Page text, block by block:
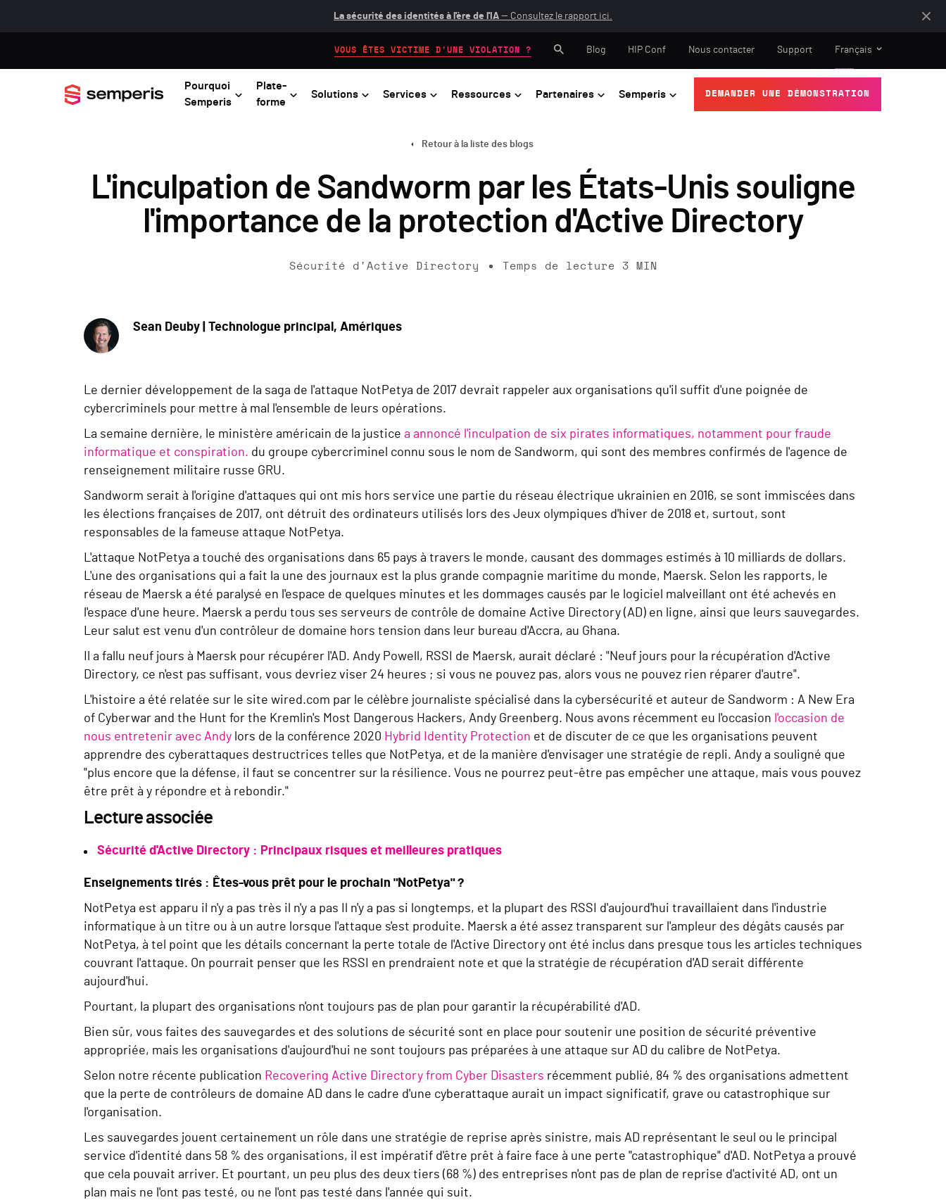
La sécurité des identités à l'ère de l'IA — Consultez le rapport ici.
Pourquoi
Semperis
Plate-
forme
Solutions Services Ressources Partenaires Semperis DEMANDER UNE DÉMONSTRATION
VOUS ÊTES VICTIME D'UNE VIOLATION ? Blog HIP Conf Nous contacter Support Français
Retour à la liste des blogs
L'inculpation de Sandworm par les États-Unis souligne
l'importance de la protection d'Active Directory
Sécurité d'Active Directory Temps de lecture 3 MIN
Sean Deuby | Technologue principal, Amériques
Le dernier développement de la saga de l'attaque NotPetya de 2017 devrait rappeler aux organisations qu'il suffit d'une poignée de
cybercriminels pour mettre à mal l'ensemble de leurs opérations.
La semaine dernière, le ministère américain de la justice a annoncé l'inculpation de six pirates informatiques, notamment pour fraude
informatique et conspiration. du groupe cybercriminel connu sous le nom de Sandworm, qui sont des membres confirmés de l'agence de
renseignement militaire russe GRU.
Sandworm serait à l'origine d'attaques qui ont mis hors service une partie du réseau électrique ukrainien en 2016, se sont immiscées dans
les élections françaises de 2017, ont détruit des ordinateurs utilisés lors des Jeux olympiques d'hiver de 2018 et, surtout, sont
responsables de la fameuse attaque NotPetya.
L'attaque NotPetya a touché des organisations dans 65 pays à travers le monde, causant des dommages estimés à 10 milliards de dollars.
L'une des organisations qui a fait la une des journaux est la plus grande compagnie maritime du monde, Maersk. Selon les rapports, le
réseau de Maersk a été paralysé en l'espace de quelques minutes et les dommages causés par le logiciel malveillant ont été achevés en
l'espace d'une heure. Maersk a perdu tous ses serveurs de contrôle de domaine Active Directory (AD) en ligne, ainsi que leurs sauvegardes.
Leur salut est venu d'un contrôleur de domaine hors tension dans leur bureau d'Accra, au Ghana.
Il a fallu neuf jours à Maersk pour récupérer l'AD. Andy Powell, RSSI de Maersk, aurait déclaré : "Neuf jours pour la récupération d'Active
Directory, ce n'est pas suffisant, vous devriez viser 24 heures ; si vous ne pouvez pas, alors vous ne pouvez rien réparer d'autre".
L'histoire a été relatée sur le site wired.com par le célèbre journaliste spécialisé dans la cybersécurité et auteur de Sandworm : A New Era
of Cyberwar and the Hunt for the Kremlin's Most Dangerous Hackers, Andy Greenberg. Nous avons récemment eu l'occasion l'occasion de
nous entretenir avec Andy lors de la conférence 2020 Hybrid Identity Protection et de discuter de ce que les organisations peuvent
apprendre des cyberattaques destructrices telles que NotPetya, et de la manière d'envisager une stratégie de repli. Andy a souligné que
"plus encore que la défense, il faut se concentrer sur la résilience. Vous ne pourrez peut-être pas empêcher une attaque, mais vous pouvez
être prêt à y répondre et à rebondir."
Lecture associée
Sécurité d'Active Directory : Principaux risques et meilleures pratiques
Enseignements tirés : Êtes-vous prêt pour le prochain "NotPetya" ?
NotPetya est apparu il n'y a pas très il n'y a pas
Il n'y a pas si longtemps, et la plupart des RSSI d'aujourd'hui travaillaient dans l'industrie
informatique à un titre ou à un autre lorsque l'attaque s'est produite. Maersk a été assez transparent sur l'ampleur des dégâts causés par
NotPetya, à tel point que les détails concernant la perte totale de l'Active Directory ont été inclus dans presque tous les articles techniques
couvrant l'attaque. On pourrait penser que les RSSI en prendraient note et que la stratégie de récupération d'AD serait différente
aujourd'hui.
Pourtant, la plupart des organisations n'ont toujours pas de plan pour garantir la récupérabilité d'AD.
Bien sûr, vous faites des sauvegardes et des solutions de sécurité sont en place pour soutenir une position de sécurité préventive
appropriée, mais les organisations d'aujourd'hui ne sont toujours pas préparées à une attaque sur AD du calibre de NotPetya.
Selon notre récente publication Recovering Active Directory from Cyber Disasters récemment publié, 84 % des organisations admettent
que la perte de contrôleurs de domaine AD dans le cadre d'une cyberattaque aurait un impact significatif, grave ou catastrophique sur
l'organisation.
Les sauvegardes jouent certainement un rôle dans une stratégie de reprise après sinistre, mais AD représentant le seul ou le principal
service d'identité dans 58 % des organisations, il est impératif d'être prêt à faire face à une perte "catastrophique" d'AD. NotPetya a prouvé
que cela pouvait arriver. Et pourtant, un peu plus des deux tiers (68 %) des entreprises n'ont pas de plan de reprise d'activité AD, ont un
plan mais ne l'ont pas testé, ou ne l'ont pas testé dans l'année qui suit.